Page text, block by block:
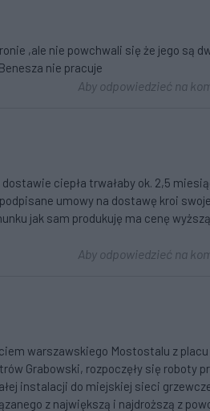
,ale nie powchwali się że jego są
nie pracuje
Aby odpowiedzieć na
ciepła trwałaby ok. 2,5
umowy na dostawę kroi
jak sam produkuję ma cenę
Aby odpowiedzieć na
warszawskiego Mostostalu z
Grabowski, rozpoczęły się roboty
instalacji do miejskiej sieci
z największą i najdroższą z